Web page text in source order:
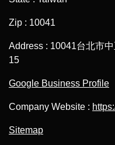
Zip : 10041
Address : 10041台北市
15
Google Business Profile
Company Website :
Sitemap